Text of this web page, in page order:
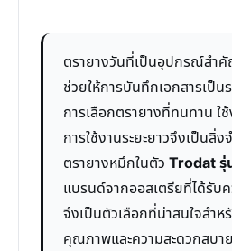
ตรายางวันที่เป็นอุปกรณ์สำ
ช่วยให้การบันทึกเอกสารเป็น
การเลือกตรายางที่ทนทาน ใ
การใช้งานระยะยาวจึงเป็นสิ่
ตรายางหมึกในตัว Trodat รุ่
แบรนด์จากออสเตรียที่ได้รับค
จึงเป็นตัวเลือกที่น่าสนใจสำ
คุณภาพและความสะดวกสบาย